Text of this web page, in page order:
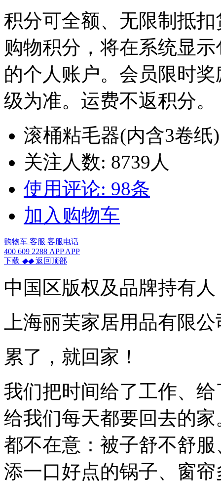
积分可全额、无限制抵
购物积分，将在系统显
的个人账户。会员限时
级为准。运费不返积分。
滚桶粘毛器(内含3卷纸
关注人数: 8739 人
使用评论: 98条
加入购物车
购物车 客服 客服电话
400 609 2288 APP APP
下载 ◆◆ 返回顶部
中国区版权及品牌持有人
上海丽芙家居用品有限公
累了，就回家！
我们把时间给了工作、
给我们每天都要回去的
都不在意：被子舒不舒
添一口好点的锅子、窗